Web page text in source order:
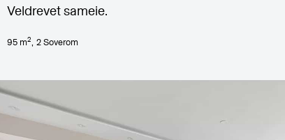
Veldrevet sameie.
95m2, 2Soverom